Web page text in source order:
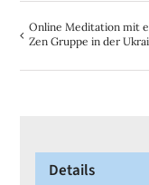
Online Meditation mit
Zen Gruppe in der
Details